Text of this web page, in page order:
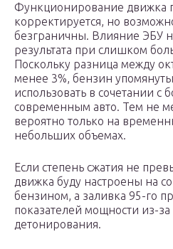
Функционирование движка
корректируется, но
безграничны. Влияние ЭБУ
результата при слишком
Поскольку разница между
менее 3%, бензин
использовать в сочетании с
современным авто. Тем не
вероятно только на
небольших объемах.
Если степень сжатия не
движка буду настроены на
бензином, а заливка 95-го
показателей мощности из-за
детонирования.